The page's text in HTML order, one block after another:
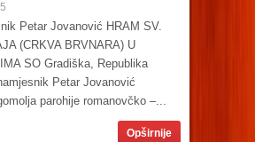
Petar Jovanović HRAM SV.
(CRKVA BRVNARA) U
SO Gradiška, Republika
Petar Jovanović
parohije romanovčko –...
Opširnije